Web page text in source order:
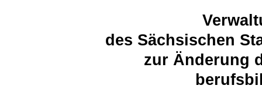
des Sächsischen
zur Änderung